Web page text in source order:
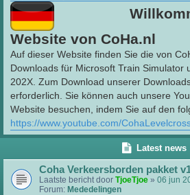
Website von CoHa.nl
Auf dieser Website finden Sie die von
Downloads für Microsoft Train Simulator
202X. Zum Download unserer
erforderlich. Sie können auch unsere
Website besuchen, indem Sie auf den
https://www.youtube.com/
Latest news
Coha Verkeersborden pakket
Laatste bericht door TjoeTjoe » 06 jun
Forum: Mededelingen